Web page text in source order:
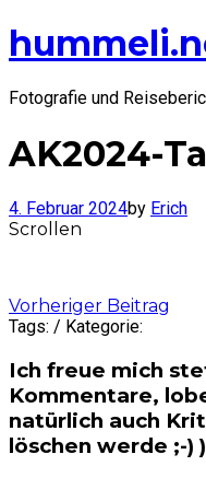
Fotografie und
AK2024-
4. Februar 2024by Erich
Scrollen
Post
navigation
Vorheriger Beitrag
Tags: / Kategorie:
Ich freue mich
Kommentare,
natürlich auch
löschen werde ;-)